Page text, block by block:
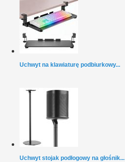
Uchwyt na klawiaturę podbiurkowy...
Uchwyt stojak podłogowy na głośnik...